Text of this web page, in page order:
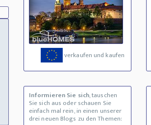
verkaufen und kaufen
Informieren Sie sich, tauschen
Sie sich aus oder schauen Sie
einfach mal rein, in einen unserer
drei neuen Blogs zu den Themen: